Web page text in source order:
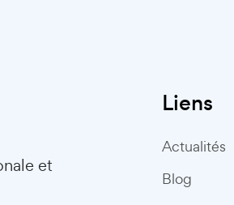
et
Liens
Actualités
Blog